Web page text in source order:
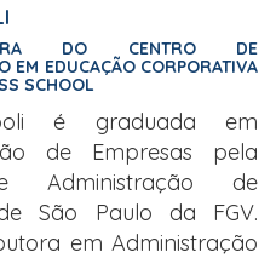
DO CENTRO DE
EM EDUCAÇÃO CORPORATIVA
SCHOOL
é graduada em
de Empresas pela
Administração de
São Paulo da FGV.
em Administração